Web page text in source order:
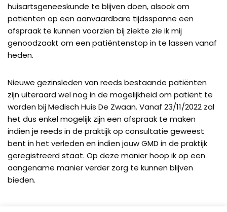
huisartsgeneeskunde te blijven doen, alsook om
patiënten op een aanvaardbare tijdsspanne een
afspraak te kunnen voorzien bij ziekte zie ik mij
genoodzaakt om een patiëntenstop in te lassen vanaf
heden.
Nieuwe gezinsleden van reeds bestaande patiënten
zijn uiteraard wel nog in de mogelijkheid om patiënt te
worden bij Medisch Huis De Zwaan. Vanaf 23/11/2022 zal
het dus enkel mogelijk zijn een afspraak te maken
indien je reeds in de praktijk op consultatie geweest
bent in het verleden en indien jouw GMD in de praktijk
geregistreerd staat. Op deze manier hoop ik op een
aangename manier verder zorg te kunnen blijven
bieden.